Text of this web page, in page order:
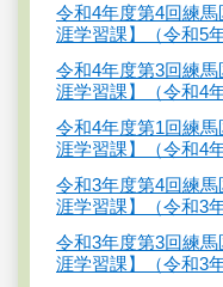
令和4年度第4回練
涯学習課】（令和5
令和4年度第3回練
涯学習課】（令和4
令和4年度第1回練
涯学習課】（令和4
令和3年度第4回練
涯学習課】（令和3
令和3年度第3回練
涯学習課】（令和3